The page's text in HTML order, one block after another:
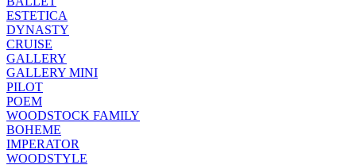
ESTETICA
DYNASTY
CRUISE
GALLERY
GALLERY MINI
PILOT
POEM
WOODSTOCK FAMILY
BOHEME
IMPERATOR
WOODSTYLE